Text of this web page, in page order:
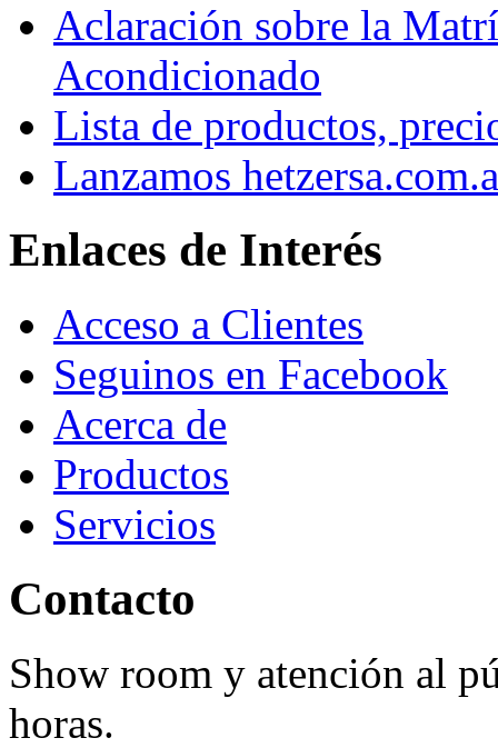
Aclaración sobre la
Acondicionado
Lista de productos,
Lanzamos
Enlaces de Interés
Acceso a Clientes
Seguinos en Facebook
Acerca de
Productos
Servicios
Contacto
Show room y atención al
horas.